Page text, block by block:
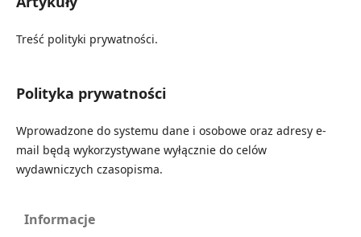
Treść polityki prywatności.
Polityka prywatności
Wprowadzone do systemu dane i osobowe oraz adresy e-
mail będą wykorzystywane wyłącznie do celów
wydawniczych czasopisma.
Informacje